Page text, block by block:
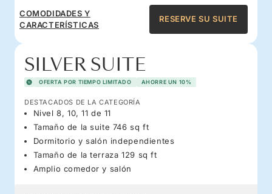
COMODIDADES Y
CARACTERÍSTICAS
RESERVE SU SUITE
SILVER SUITE
OFERTA POR TIEMPO LIMITADO AHORRE UN 10%
DESTACADOS DE LA CATEGORÍA
Nivel 8, 10, 11 de 11
Tamaño de la suite 746 sq ft
Dormitorio y salón independientes
Tamaño de la terraza 129 sq ft
Amplio comedor y salón